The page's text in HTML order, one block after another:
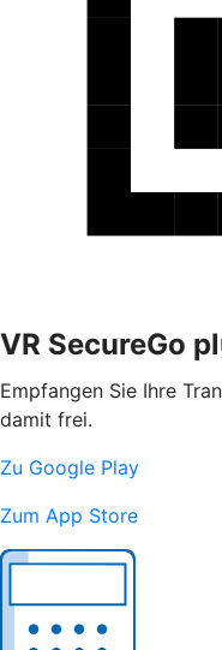
VR SecureGo
Empfangen Sie Ihre
damit frei.
Zu Google Play
Zum App Store